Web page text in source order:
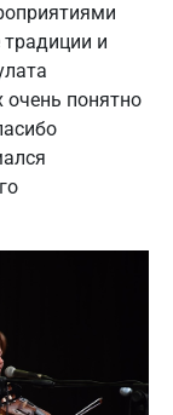
и
очень понятно